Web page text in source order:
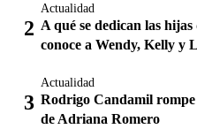
Actualidad
A qué se dedican las
conoce a Wendy, Kelly y
Actualidad
Rodrigo Candamil rompe
de Adriana Romero